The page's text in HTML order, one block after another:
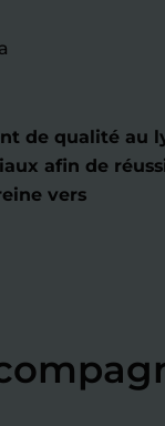
de qualité au
afin de
vers